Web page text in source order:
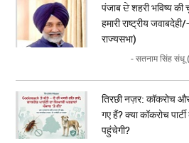
पंजाब ਦੇ शहरी भविष्य की
हमारी राष्ट्रीय
राज्यसभा)
- सतनाम सिंह संधू
तिरछी नज़र: कॉकरोच
गए हैं? क्या कॉकरोच
पहुंचेगी?